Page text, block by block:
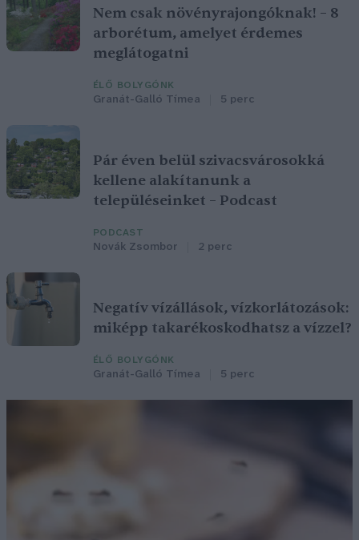
Nem csak növényrajongóknak! – 8
arborétum, amelyet érdemes
meglátogatni
ÉLŐ BOLYGÓNK
Granát-Galló Tímea 5 perc
Pár éven belül szivacsvárosokká
kellene alakítanunk a
településeinket – Podcast
PODCAST
Novák Zsombor 2 perc
Negatív vízállások, vízkorlátozások:
miképp takarékoskodhatsz a vízzel?
ÉLŐ BOLYGÓNK
Granát-Galló Tímea 5 perc